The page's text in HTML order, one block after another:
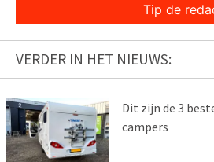
Tip de
VERDER IN HET NIEUWS:
Dit zijn de 3
campers